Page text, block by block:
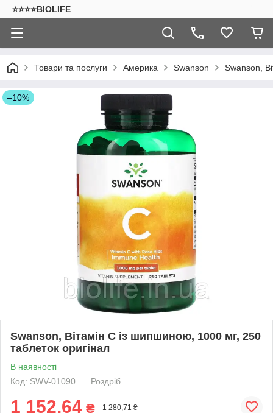
⭐⭐⭐⭐BIOLIFE
Товари та послуги Америка Swanson Swanson,
–10%
Swanson, Вітамін C із шипшиною, 1000 мг, 250
таблеток оригінал
В наявності
Код: SWV-01090
Роздріб
1 152,64 ₴ 1 280,71 ₴